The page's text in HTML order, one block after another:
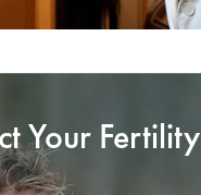
Your Fertility